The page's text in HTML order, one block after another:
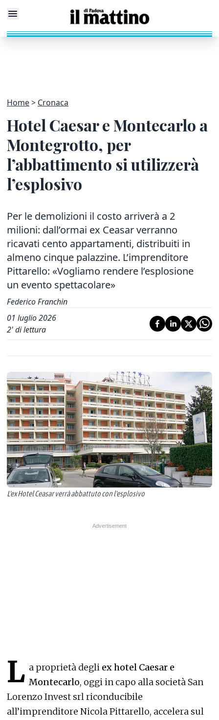
Home Cronaca
Hotel Caesar e Montecarlo a
Montegrotto, per
l’abbattimento si utilizzerà
l’esplosivo
Per le demolizioni il costo arriverà a 2
milioni: dall’ormai ex Ceasar verranno
ricavati cento appartamenti, distribuiti in
almeno cinque palazzine. L’imprenditore
Pittarello: «Vogliamo rendere l’esplosione
un evento spettacolare»
Federico Franchin
01 luglio 2026
2' di lettura
L'ex Hotel Ceasar verrà abbattuto con l'esplosivo
L a proprietà degli ex hotel Caesar e
Montecarlo, oggi in capo alla società San
Lorenzo Invest srl riconducibile
all’imprenditore Nicola Pittarello, accelera sul